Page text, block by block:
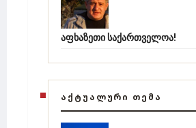
აფხაზეთი საქართველოა!
ᲐᲥᲢᲣᲐᲚᲣᲠᲘ ᲗᲔᲛᲐ